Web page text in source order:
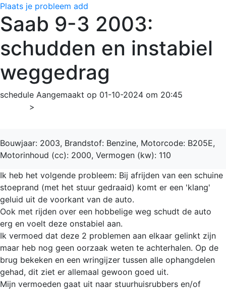
Plaats je probleem add
Saab 9-3 2003:
schudden en instabiel
weggedrag
schedule Aangemaakt op 01-10-2024 om 20:45
>
Bouwjaar: 2003, Brandstof: Benzine, Motorcode: B205E,
Motorinhoud (cc): 2000, Vermogen (kw): 110
Ik heb het volgende probleem: Bij afrijden van een schuine
stoeprand (met het stuur gedraaid) komt er een 'klang'
geluid uit de voorkant van de auto.
Ook met rijden over een hobbelige weg schudt de auto
erg en voelt deze onstabiel aan.
Ik vermoed dat deze 2 problemen aan elkaar gelinkt zijn
maar heb nog geen oorzaak weten te achterhalen. Op de
brug bekeken en een wringijzer tussen alle ophangdelen
gehad, dit ziet er allemaal gewoon goed uit.
Mijn vermoeden gaat uit naar stuurhuisrubbers en/of